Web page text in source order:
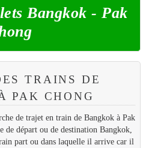
Bangkok - Pak
TRAINS DE
PAK CHONG
de trajet en train de Bangkok à Pak
départ ou de destination Bangkok,
part ou dans laquelle il arrive car il